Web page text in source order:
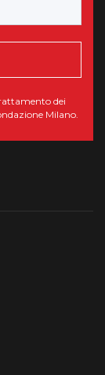
dei
Milano.